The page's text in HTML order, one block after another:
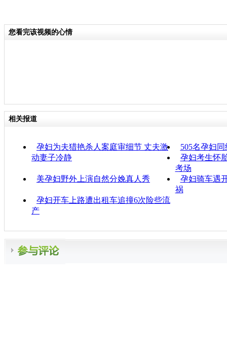
您看完该视频的心情
相关报道
孕妇为夫猎艳杀人案庭审细节 丈夫激
动妻子冷静
505名孕妇
孕妇考生怀
考场
美孕妇野外上演自然分娩真人秀
孕妇骑车遇
祸
孕妇开车上路遭出租车追撞6次险些流
产